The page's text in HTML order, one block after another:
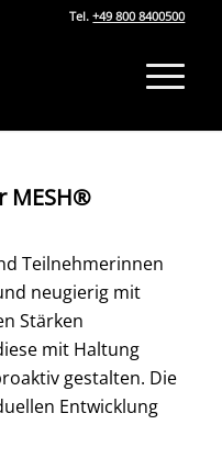
Tel.+49 800 8400500
MESH®
Teilnehmerinnen
neugierig mit
Stärken
mit Haltung
gestalten. Die
Entwicklung